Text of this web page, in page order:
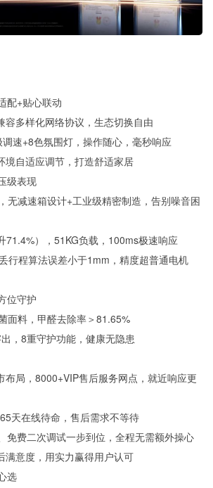
配+贴心联动
多样化网络协议，生态切换自由
速+8色氛围灯，操作随心，毫秒响应
自适应调节，打造舒适家居
级表现
无减速箱设计+工业级精密制造，告别噪音困
71.4%），51KG负载，100ms极速响应
行程算法误差小于1mm，精度超普通电机
位守护
面料，甲醛去除率＞81.65%
，8重守护功能，健康无隐患
布局，8000+VIP售后服务网点，就近响应更
天在线待命，售后需求不等待
免费二次调试一步到位，全程无需额外操心
满意度，用实力赢得用户认可
选